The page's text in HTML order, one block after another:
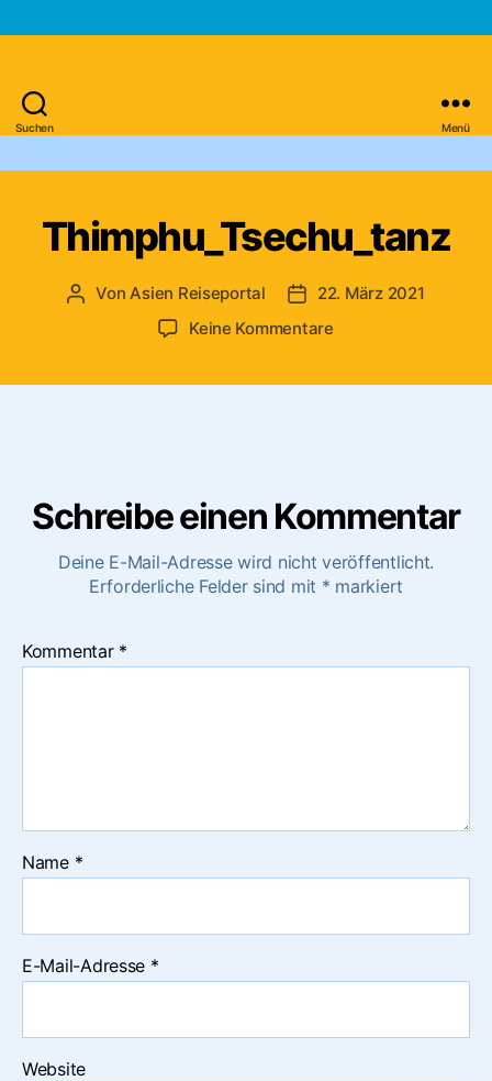
Suchen
Reiseportal
Menü
Thimphu_Tsechu_tanz
Beitragsautor
VonAsien Reiseportal Veröffentlichungsdatum
22. März 2021
Keine Kommentarezu
Schreibe einen Kommentar
Deine E-Mail-Adresse wird nicht veröffentlicht.
Erforderliche Felder sind mit * markiert
Kommentar *
Name *
E-Mail-Adresse *
Website